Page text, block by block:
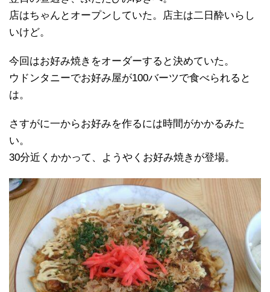
店はちゃんとオープンしていた。店主は二日酔いらし
いけど。
今回はお好み焼きをオーダーすると決めていた。
ウドンタニーでお好み屋が100バーツで食べられると
は。
さすがに一からお好みを作るには時間がかかるみた
い。
30分近くかかって、ようやくお好み焼きが登場。